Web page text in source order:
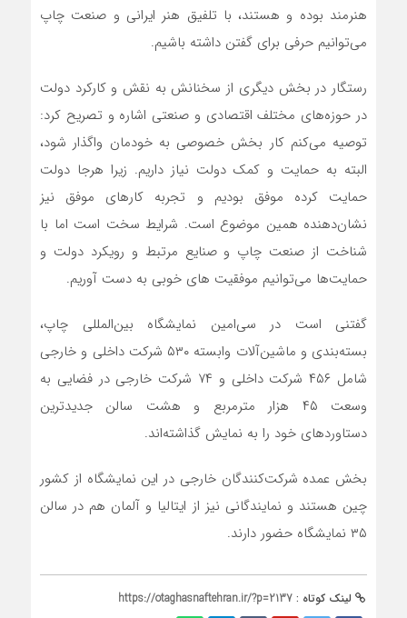
هنرمند بوده و هستند، با تلفیق هنر ایرانی و صنعت چاپ
می‌توانیم حرفی برای گفتن داشته باشیم.
رستگار در بخش دیگری از سخنانش به نقش و کارکرد دولت
در حوزه‌های مختلف اقتصادی و صنعتی اشاره و تصریح کرد:
توصیه می‌کنم کار بخش خصوصی به خودمان واگذار شود،
البته به حمایت و کمک دولت نیاز داریم. زیرا هرجا دولت
حمایت کرده موفق بودیم و تجربه کارهای موفق نیز
نشان‌دهنده همین موضوع است. شرایط سخت است اما با
شناخت از صنعت چاپ و صنایع مرتبط و رویکرد دولت و
حمایت‌ها می‌توانیم موفقیت های خوبی به دست آوریم.
گفتنی است در سی‌امین نمایشگاه بین‌المللی چاپ،
بسته‌بندی و ماشین‌آلات وابسته ۵۳۰ شرکت داخلی و خارجی
شامل ۴۵۶ شرکت داخلی و ۷۴ شرکت خارجی در فضایی به
وسعت ۴۵ هزار مترمربع و هشت سالن جدیدترین
دستاوردهای خود را به نمایش گذاشته‌اند.
بخش عمده شرکت‌کنندگان خارجی در این نمایشگاه از کشور
چین هستند و نمایندگانی نیز از ایتالیا و آلمان هم در سالن
۳۵ نمایشگاه حضور دارند.
لینک کوتاه : https://otaghasnaftehran.ir/?p=2137